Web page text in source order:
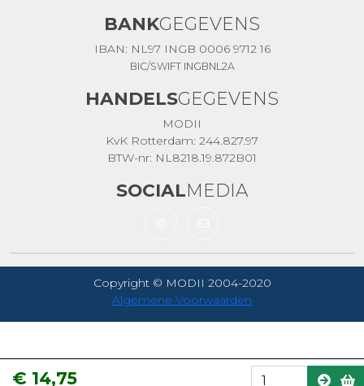
€ 14,75
BANKGEGEVENS
IBAN: NL97 INGB 0006 9712 16
BIC/SWIFT INGBNL2A
HANDELSGEGEVENS
MODII
KvK Rotterdam: 244.827.97
BTW-nr: NL8218.19.872B01
SOCIALMEDIA
Copyright © MODII 2004-2020
Algemene Voorwaarden